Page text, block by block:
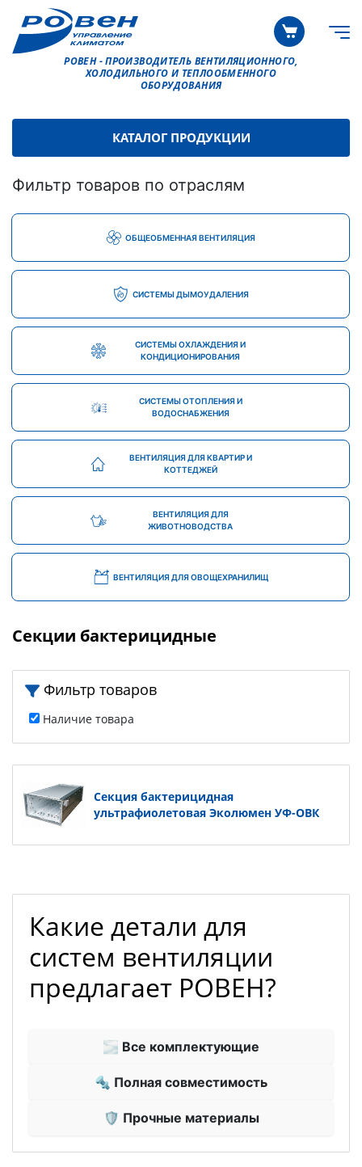
РОВЕН - ПРОИЗВОДИТЕЛЬ ВЕНТИЛЯЦИОННОГО,
ХОЛОДИЛЬНОГО И ТЕПЛООБМЕННОГО
ОБОРУДОВАНИЯ
КАТАЛОГ ПРОДУКЦИИ
Фильтр товаров по отраслям
ОБЩЕОБМЕННАЯ ВЕНТИЛЯЦИЯ
СИСТЕМЫ ДЫМОУДАЛЕНИЯ
СИСТЕМЫ ОХЛАЖДЕНИЯ И
КОНДИЦИОНИРОВАНИЯ
СИСТЕМЫ ОТОПЛЕНИЯ И
ВОДОСНАБЖЕНИЯ
ВЕНТИЛЯЦИЯ ДЛЯ КВАРТИР И
КОТТЕДЖЕЙ
ВЕНТИЛЯЦИЯ ДЛЯ
ЖИВОТНОВОДСТВА
ВЕНТИЛЯЦИЯ ДЛЯ ОВОЩЕХРАНИЛИЩ
Секции бактерицидные
Фильтр товаров
Наличие товара
Секция бактерицидная
ультрафиолетовая Эколюмен УФ-ОВК
Какие детали для
систем вентиляции
предлагает РОВЕН?
🌫 Все комплектующие
🔩 Полная совместимость
🛡 Прочные материалы